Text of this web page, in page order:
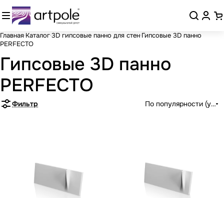
Главная Каталог3D гипсовые панно для стен Гипсовые 3D панно
PERFECTO
Гипсовые 3D панно
PERFECTO
Фильтр По популярности